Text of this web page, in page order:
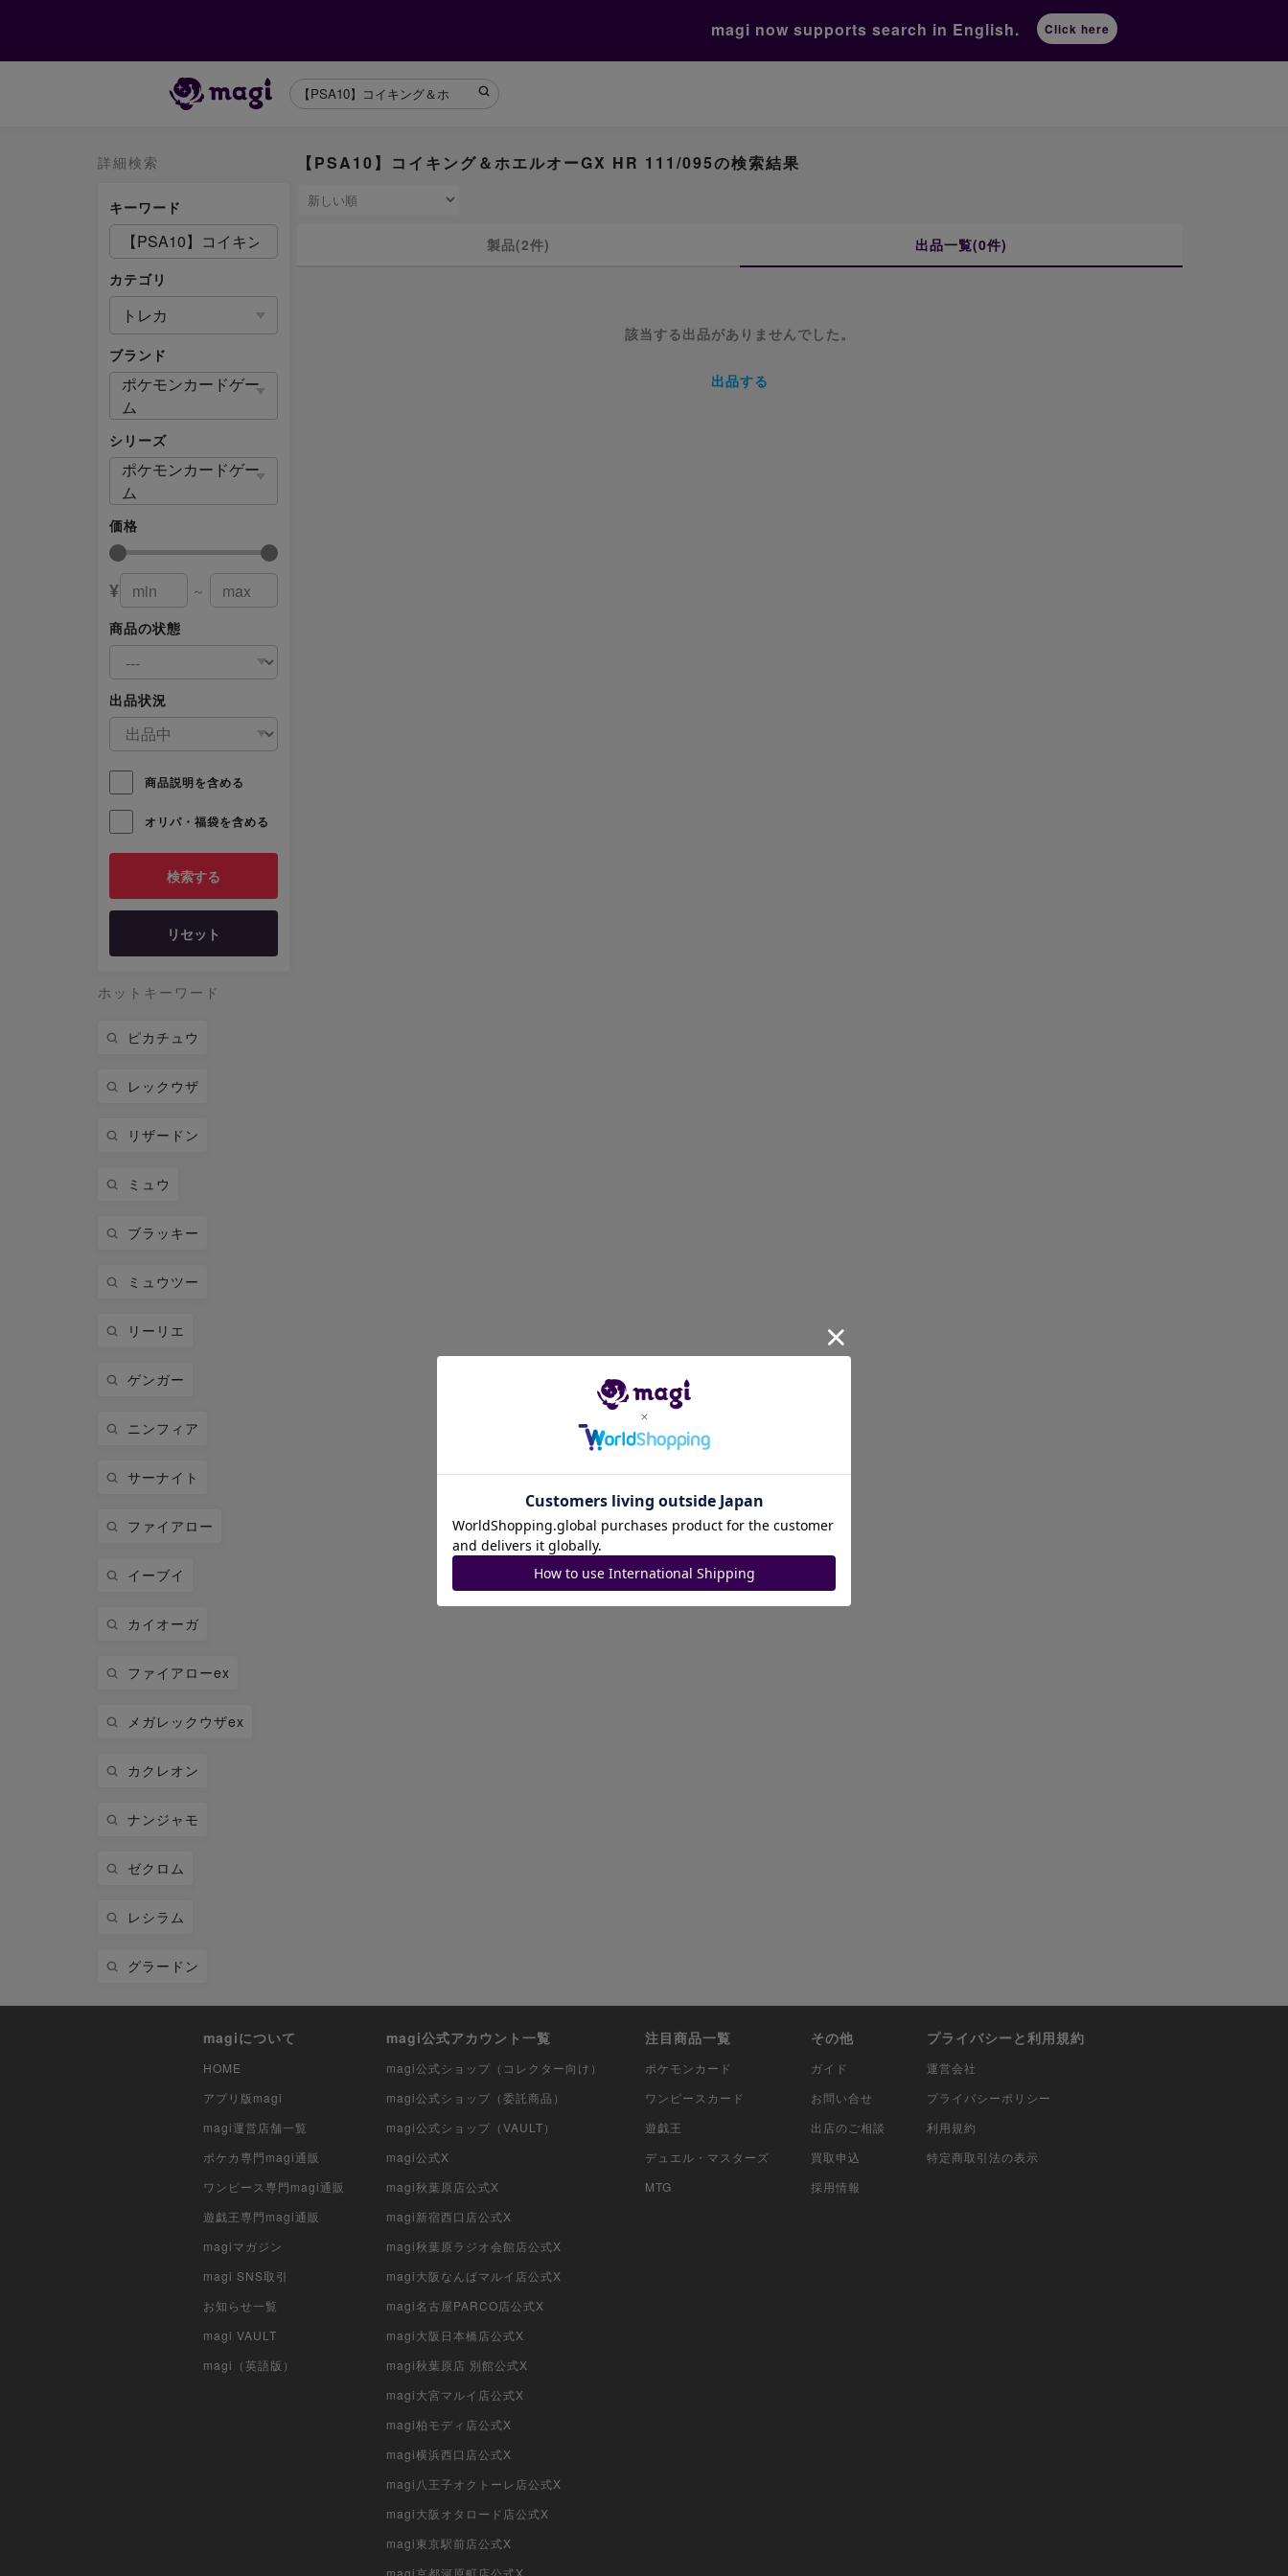
magi now supports search in English. Click here
詳細検索
キーワード
カテゴリ
トレカ
ブランド
ポケモンカードゲー
ム
シリーズ
ポケモンカードゲー
ム
価格
¥
～
商品の状態
出品状況
商品説明を含める
オリパ・福袋を含める
リセット
ホットキーワード
ピカチュウ
レックウザ
リザードン
ミュウ
ブラッキー
ミュウツー
リーリエ
ゲンガー
ニンフィア
サーナイト
ファイアロー
イーブイ
カイオーガ
ファイアローex
メガレックウザex
カクレオン
ナンジャモ
ゼクロム
レシラム
グラードン
【PSA10】コイキング＆ホエルオーGX HR 111/095の検索結果
製品(2件) 出品一覧(0件)
該当する出品がありませんでした。
出品する
magiについて
HOME
アプリ版magi
magi運営店舗一覧
ポケカ専門magi通販
ワンピース専門magi通販
遊戯王専門magi通販
magiマガジン
magi SNS取引
お知らせ一覧
magi VAULT
magi（英語版）
magi公式アカウント一覧
magi公式ショップ（コレクター向け）
magi公式ショップ（委託商品）
magi公式ショップ（VAULT）
magi公式X
magi秋葉原店公式X
magi新宿西口店公式X
magi秋葉原ラジオ会館店公式X
magi大阪なんばマルイ店公式X
magi名古屋PARCO店公式X
magi大阪日本橋店公式X
magi秋葉原店 別館公式X
magi大宮マルイ店公式X
magi柏モディ店公式X
magi横浜西口店公式X
magi八王子オクトーレ店公式X
magi大阪オタロード店公式X
magi東京駅前店公式X
注目商品一覧
ポケモンカード
ワンピースカード
遊戯王
デュエル・マスターズ
MTG
その他
ガイド
お問い合せ
出店のご相談
買取申込
採用情報
プライバシーと利用規約
運営会社
プライバシーポリシー
利用規約
特定商取引法の表示